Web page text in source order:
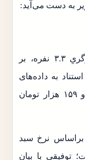
در واقع، سبد خوراکی‌های خانوار کارگریِ ۳.۳ نفره، بر
به داده‌های
تورمی بهمن‌ماهِ ۱۴۰۲ رقم ۹ میلیون و ۱۵۹ هزار تومان
نرخ سبد
توفیقی با بیان